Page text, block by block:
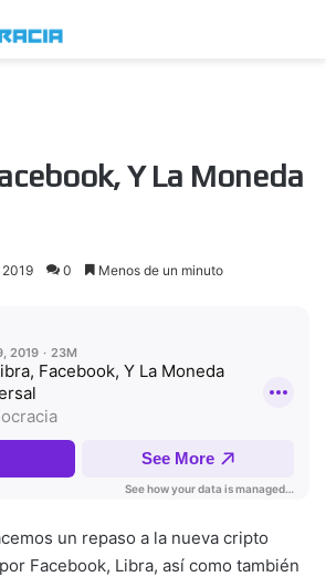
Y La Moneda
0 Menos de un minuto
un repaso a la nueva cripto
Facebook, Libra, así como también